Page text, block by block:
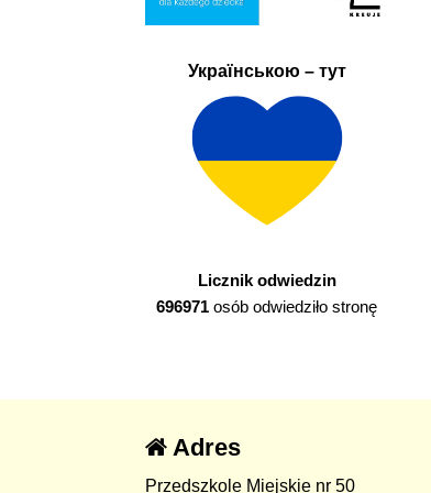
Українською – тут
Licznik odwiedzin
696971 osób odwiedziło stronę
Adres
Przedszkole Miejskie nr 50